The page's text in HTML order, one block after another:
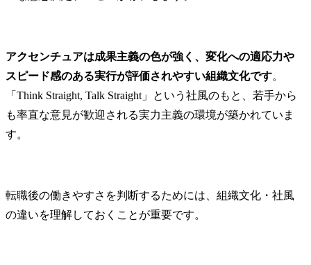
アクセンチュアは成果主義の色が強く、変化への適応力や
スピード感のある実行が評価されやすい組織文化です。
「Think Straight, Talk Straight」という社風のもと、若手から
も率直な意見が歓迎される実力主義の環境が築かれていま
す。
転職後の働きやすさを判断するためには、組織文化・社風
の違いを理解しておくことが重要です。